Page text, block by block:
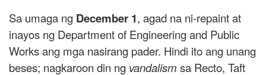
Sa umaga ng December 1, agad na ni-repaint at
inayos ng Department of Engineering and Public
Works ang mga nasirang pader. Hindi ito ang unang
beses; nagkaroon din ng vandalism sa Recto, Taft